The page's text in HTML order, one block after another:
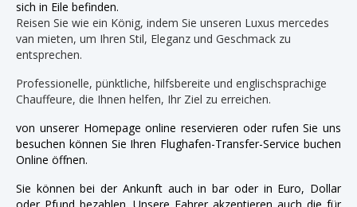
sich in Eile befinden.
Reisen Sie wie ein König, indem Sie unseren Luxus mercedes
van mieten, um Ihren Stil, Eleganz und Geschmack zu
entsprechen.
Professionelle, pünktliche, hilfsbereite und englischsprachige
Chauffeure, die Ihnen helfen, Ihr Ziel zu erreichen.
von unserer Homepage online reservieren oder rufen Sie uns
besuchen können Sie Ihren Flughafen-Transfer-Service buchen
Online öffnen.
Sie können bei der Ankunft auch in bar oder in Euro, Dollar